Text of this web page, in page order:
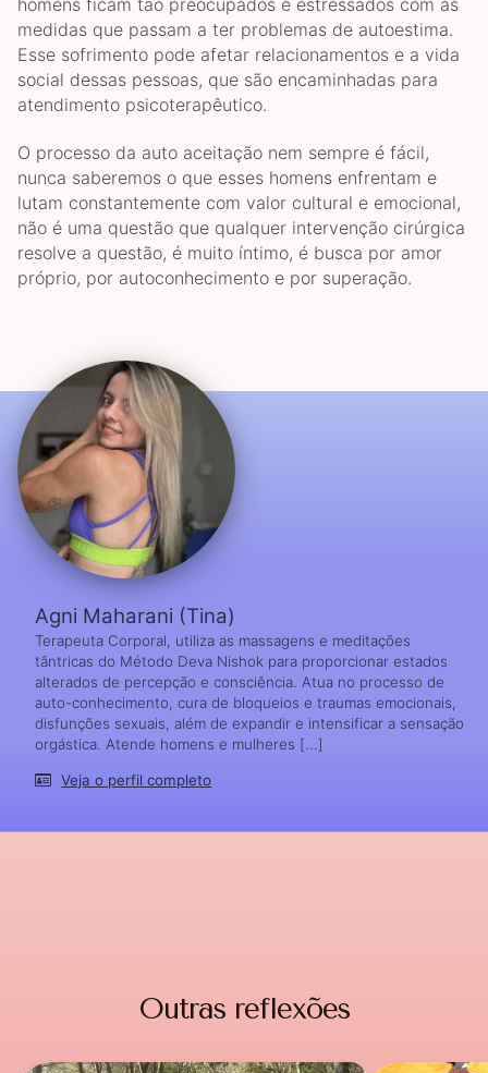
medidas que passam a ter problemas de autoestima.
Esse sofrimento pode afetar relacionamentos e a vida
social dessas pessoas, que são encaminhadas para
atendimento psicoterapêutico.
O processo da auto aceitação nem sempre é fácil,
nunca saberemos o que esses homens enfrentam e
lutam constantemente com valor cultural e emocional,
não é uma questão que qualquer intervenção cirúrgica
resolve a questão, é muito íntimo, é busca por amor
próprio, por autoconhecimento e por superação.
Agni Maharani (Tina)
Terapeuta Corporal, utiliza as massagens e meditações
tântricas do Método Deva Nishok para proporcionar estados
alterados de percepção e consciência. Atua no processo de
auto-conhecimento, cura de bloqueios e traumas emocionais,
disfunções sexuais, além de expandir e intensificar a sensação
orgástica. Atende homens e mulheres [...]
Veja o perfil completo
Outras reflexões